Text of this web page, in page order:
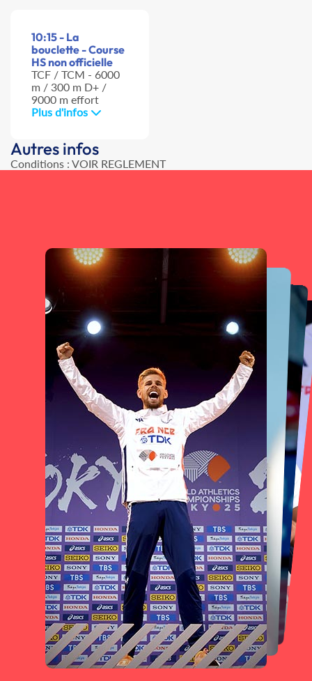
10:15 - La
bouclette - Course
HS non officielle
TCF / TCM - 6000
m / 300 m D+ /
9000 m effort
Plus d'infos
Autres infos
Conditions : VOIR REGLEMENT